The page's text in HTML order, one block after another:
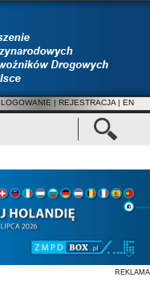
LOGOWANIE | REJESTRACJA | EN
REKLAMA